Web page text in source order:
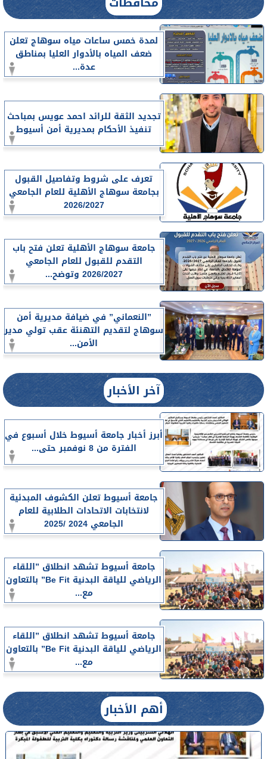
لمدة خمس ساعات مياه سوهاج تعلن
ضعف المياه بالأدوار العليا بمناطق
عدة...
تجديد الثقة للرائد احمد عويس بمباحث
تنفيذ الأحكام بمديرية أمن أسيوط
تعرف على شروط وتفاصيل القبول
بجامعة سوهاج الأهلية للعام الجامعي
2026/2027
جامعة سوهاج الأهلية تعلن فتح باب
التقدم للقبول للعام الجامعي
2026/2027 وتوضح...
”النعماني” في ضيافة مديرية أمن
سوهاج لتقديم التهنئة عقب تولي مدير
الأمن...
آخر الأخبار
أبرز أخبار جامعة أسيوط خلال أسبوع في
الفترة من 8 نوفمبر حتى...
جامعة أسيوط تعلن الكشوف المبدئية
لانتخابات الاتحادات الطلابية للعام
الجامعي 2024 /2025
جامعة أسيوط تشهد انطلاق ”اللقاء
الرياضي للياقة البدنية Be Fit” بالتعاون
مع...
جامعة أسيوط تشهد انطلاق ”اللقاء
الرياضي للياقة البدنية Be Fit” بالتعاون
مع...
أهم الأخبار